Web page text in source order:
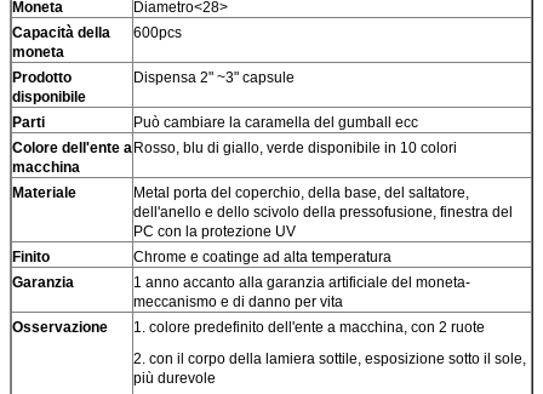
Moneta
Diametro<28>
Capacità della
moneta
600pcs
Prodotto
disponibile
Dispensa 2" ~3" capsule
Parti
Può cambiare la caramella del gumball ecc
Colore dell'ente a
macchina
Rosso, blu di giallo, verde disponibile in 10 colori
Materiale
Metal porta del coperchio, della base, del saltatore,
dell'anello e dello scivolo della pressofusione, finestra del
PC con la protezione UV
Finito
Chrome e coatinge ad alta temperatura
Garanzia
1 anno accanto alla garanzia artificiale del moneta-
meccanismo e di danno per vita
Osservazione
1. colore predefinito dell'ente a macchina, con 2 ruote
2. con il corpo della lamiera sottile, esposizione sotto il sole,
più durevole